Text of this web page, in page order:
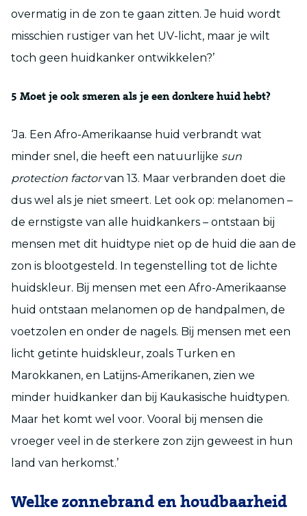
overmatig in de zon te gaan zitten. Je huid wordt
misschien rustiger van het UV-licht, maar je wilt
toch geen huidkanker ontwikkelen?’
5 Moet je ook smeren als je een donkere huid hebt?
‘Ja. Een Afro-Amerikaanse huid verbrandt wat
minder snel, die heeft een natuurlijke sun
protection factorvan 13. Maar verbranden doet die
dus wel als je niet smeert. Let ook op: melanomen –
de ernstigste van alle huidkankers – ontstaan bij
mensen met dit huidtype niet op de huid die aan de
zon is blootgesteld. In tegenstelling tot de lichte
huidskleur. Bij mensen met een Afro-Amerikaanse
huid ontstaan melanomen op de handpalmen, de
voetzolen en onder de nagels. Bij mensen met een
licht getinte huidskleur, zoals Turken en
Marokkanen, en Latijns-Amerikanen, zien we
minder huidkanker dan bij Kaukasische huidtypen.
Maar het komt wel voor. Vooral bij mensen die
vroeger veel in de sterkere zon zijn geweest in hun
land van herkomst.’
Welke zonnebrand en houdbaarheid